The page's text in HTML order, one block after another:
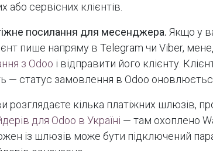
або сервісних клієнтів.
посилання для месенджера. Якщо у
пише напряму в Telegram чи Viber,
з Odoo і відправити його клієнту.
— статус замовлення в Odoo
розглядаєте кілька платіжних шлюзів,
для Odoo в Україні — там охоплено
із шлюзів може бути підключений